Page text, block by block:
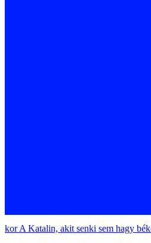
A Katalin, akit senki sem hagy